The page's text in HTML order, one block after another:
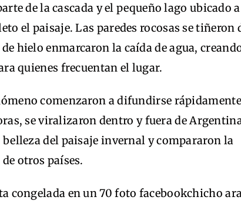
de la cascada y el pequeño lago ubicado
el paisaje. Las paredes rocosas se tiñeron
hielo enmarcaron la caída de agua,
quienes frecuentan el lugar.
comenzaron a difundirse
se viralizaron dentro y fuera de
del paisaje invernal y compararon la
otros países.